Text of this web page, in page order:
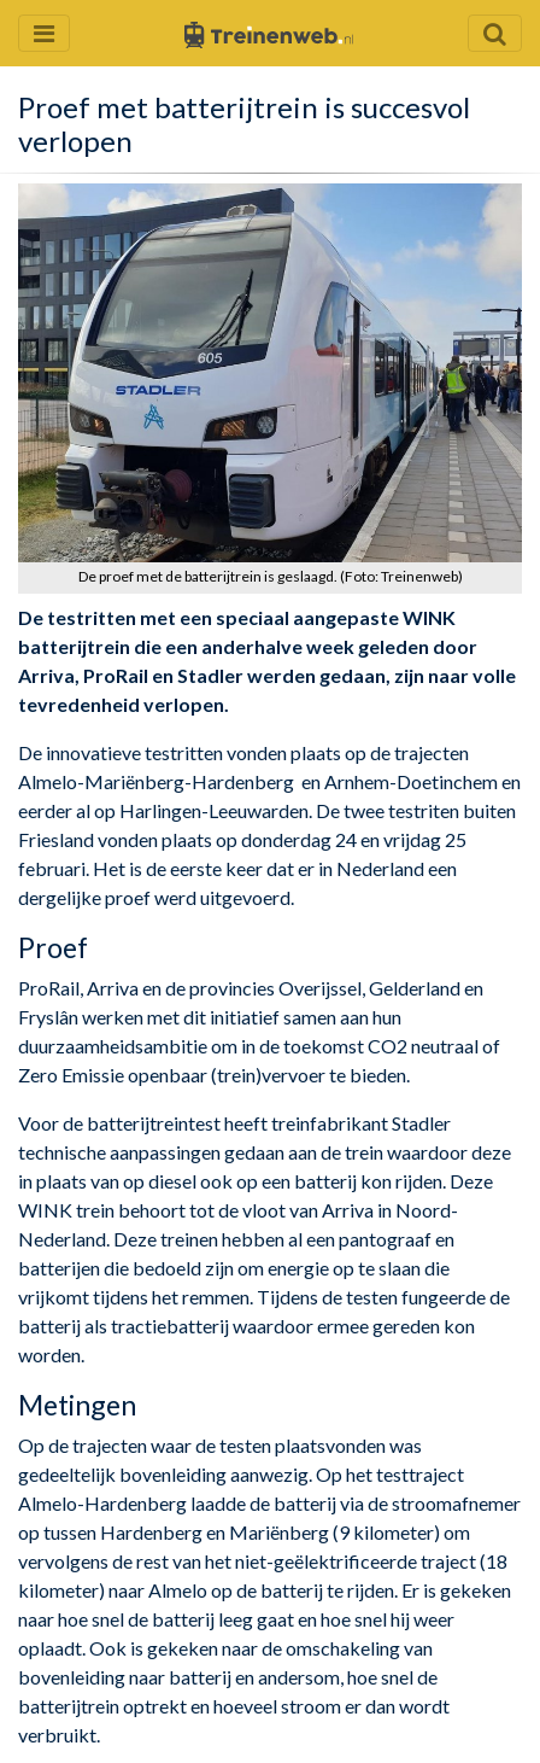
Proef met batterijtrein is succesvol
verlopen
De proef met de batterijtrein is geslaagd. (Foto: Treinenweb)
De testritten met een speciaal aangepaste WINK
batterijtrein die een anderhalve week geleden door
Arriva, ProRail en Stadler werden gedaan, zijn naar volle
tevredenheid verlopen.
De innovatieve testritten vonden plaats op de trajecten
Almelo-Mariënberg-Hardenberg en Arnhem-Doetinchem en
eerder al op Harlingen-Leeuwarden. De twee testriten buiten
Friesland vonden plaats op donderdag 24 en vrijdag 25
februari. Het is de eerste keer dat er in Nederland een
dergelijke proef werd uitgevoerd.
Proef
ProRail, Arriva en de provincies Overijssel, Gelderland en
Fryslân werken met dit initiatief samen aan hun
duurzaamheidsambitie om in de toekomst CO2 neutraal of
Zero Emissie openbaar (trein)vervoer te bieden.
Voor de batterijtreintest heeft treinfabrikant Stadler
technische aanpassingen gedaan aan de trein waardoor deze
in plaats van op diesel ook op een batterij kon rijden. Deze
WINK trein behoort tot de vloot van Arriva in Noord-
Nederland. Deze treinen hebben al een pantograaf en
batterijen die bedoeld zijn om energie op te slaan die
vrijkomt tijdens het remmen. Tijdens de testen fungeerde de
batterij als tractiebatterij waardoor ermee gereden kon
worden.
Metingen
Op de trajecten waar de testen plaatsvonden was
gedeeltelijk bovenleiding aanwezig. Op het testtraject
Almelo-Hardenberg laadde de batterij via de stroomafnemer
op tussen Hardenberg en Mariënberg (9 kilometer) om
vervolgens de rest van het niet-geëlektrificeerde traject (18
kilometer) naar Almelo op de batterij te rijden. Er is gekeken
naar hoe snel de batterij leeg gaat en hoe snel hij weer
oplaadt. Ook is gekeken naar de omschakeling van
bovenleiding naar batterij en andersom, hoe snel de
batterijtrein optrekt en hoeveel stroom er dan wordt
verbruikt.